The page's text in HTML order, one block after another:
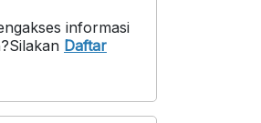
informasi
Silakan Daftar